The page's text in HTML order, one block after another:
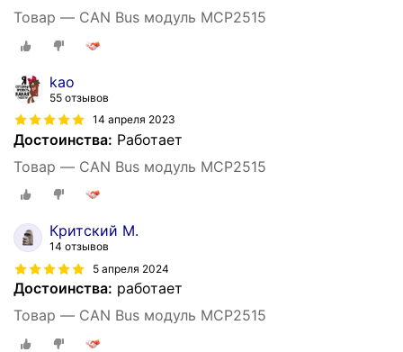
Товар — CAN Bus модуль MCP2515
kao
55 отзывов
14 апреля 2023
Достоинства: Работает
Товар — CAN Bus модуль MCP2515
Критский М.
14 отзывов
5 апреля 2024
Достоинства: работает
Товар — CAN Bus модуль MCP2515